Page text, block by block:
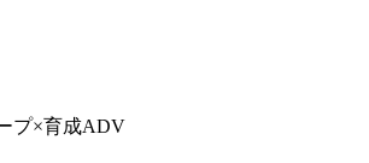
プ×育成ADV